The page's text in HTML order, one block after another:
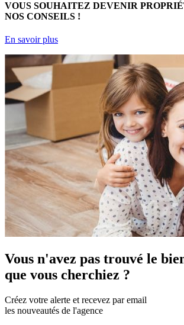
VOUS SOUHAITEZ DEVENIR
NOS CONSEILS !
En savoir plus
Vous n'avez pas trouvé le
que vous cherchiez ?
Créez votre alerte et recevez par email
les nouveautés de l'agence